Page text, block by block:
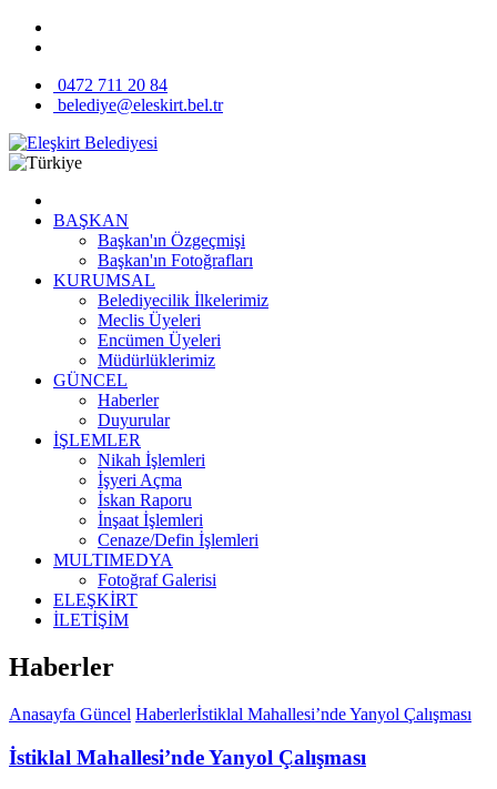
0472 711 20 84
belediye@eleskirt.bel.tr
BAŞKAN
Başkan'ın Özgeçmişi
Başkan'ın Fotoğrafları
KURUMSAL
Belediyecilik İlkelerimiz
Meclis Üyeleri
Encümen Üyeleri
Müdürlüklerimiz
GÜNCEL
Haberler
Duyurular
İŞLEMLER
Nikah İşlemleri
İşyeri Açma
İskan Raporu
İnşaat İşlemleri
Cenaze/Defin İşlemleri
MULTIMEDYA
Fotoğraf Galerisi
ELEŞKİRT
İLETİŞİM
Haberler
Anasayfa Güncel Haberlerİstiklal Mahallesi’nde Yanyol Çalışması
İstiklal Mahallesi’nde Yanyol Çalışması